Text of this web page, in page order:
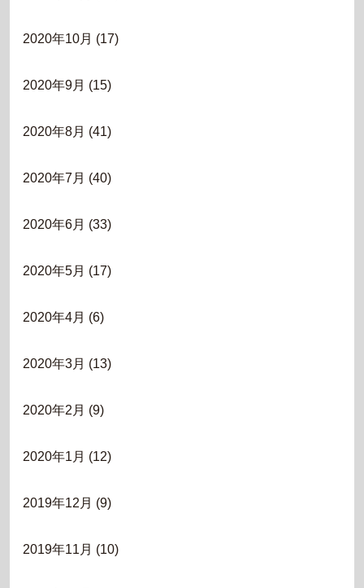
2020年10月 (17)
2020年9月 (15)
2020年8月 (41)
2020年7月 (40)
2020年6月 (33)
2020年5月 (17)
2020年4月 (6)
2020年3月 (13)
2020年2月 (9)
2020年1月 (12)
2019年12月 (9)
2019年11月 (10)